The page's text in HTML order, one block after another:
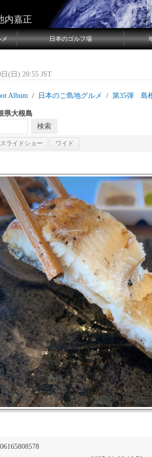
嘉正
日本のゴルフ場
(日) 20:55 JST
Album 日本のご島地グルメ 第35弾 島
県大根島
スライドショー ワイド